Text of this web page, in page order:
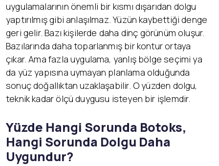
uygulamalarının önemli bir kısmı dışarıdan dolgu
yaptırılmış gibi anlaşılmaz. Yüzün kaybettiği denge
geri gelir. Bazı kişilerde daha dinç görünüm oluşur.
Bazılarında daha toparlanmış bir kontur ortaya
çıkar. Ama fazla uygulama, yanlış bölge seçimi ya
da yüz yapısına uymayan planlama olduğunda
sonuç doğallıktan uzaklaşabilir. O yüzden dolgu,
teknik kadar ölçü duygusu isteyen bir işlemdir.
Yüzde Hangi Sorunda Botoks,
Hangi Sorunda Dolgu Daha
Uygundur?